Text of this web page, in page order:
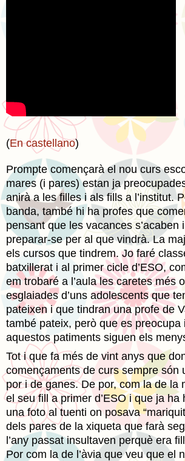
(En castellano)
Prompte començarà el nou curs
mares (i pares) estan ja
anirà a les filles i als fills a l’institut.
banda, també hi ha profes que
pensant que les vacances s’acaben
preparar-se per al que vindrà. La
els cursos que tindrem. Jo faré
batxillerat i al primer cicle d’ESO,
em trobaré a l’aula les caretes més
esglaiades d’uns adolescents que
pateixen i que tindran una profe de
també pateix, però que es preocupa
aquestos patiments siguen els
Tot i que fa més de vint anys que
començaments de curs sempre són
por i de ganes. De por, com la de la
el seu fill a primer d’ESO i que ja ha
una foto al tuenti on posava
dels pares de la xiqueta que farà
l’any passat insultaven perquè era
Por com la de l’àvia que veu que el